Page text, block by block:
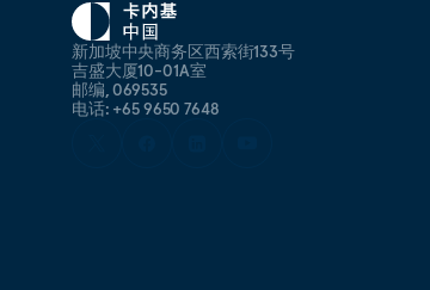
新加坡中央商务区西索街133号
吉盛大厦10-01A室
邮编, 069535
电话: +65 9650 7648